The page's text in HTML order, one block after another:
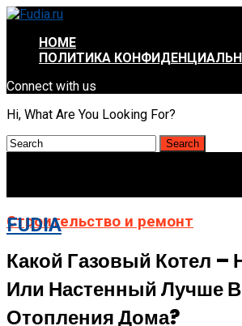
HOME
ПОЛИТИКА
Connect with us
Hi, What Are You Looking For?
FUDIA
Строительство и ремонт
Какой Газовый Котел
Или Настенный Лучше
Отопления Дома?